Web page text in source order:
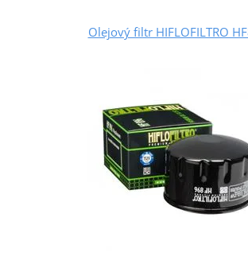
Olejový filtr HIFLOFILTRO